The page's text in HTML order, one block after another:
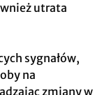
utrata
sygnałów,
na
zmiany w